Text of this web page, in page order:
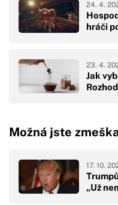
hráči
24. 4.
Jak
23. 4.
Možná jste
„Už
17. 10.